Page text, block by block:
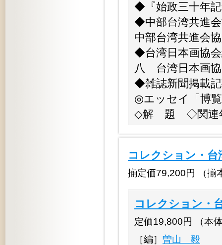
◆『始政三十年
◆中部台湾共進
中部台湾共進会
◆台湾日本画協
八 台湾日本画
◆雑誌新聞掲載
◎エッセイ「博
◇解 題 ◇関連
コレクション・
揃定価79,200円 （揃
コレクション
定価19,800円 （本
［編］ 曽山 毅